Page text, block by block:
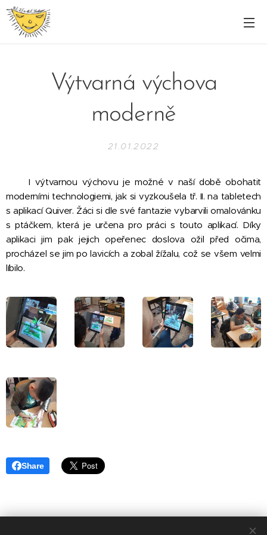
Výtvarná výchova
moderně
21.01.2022
I výtvarnou výchovu je možné v naší době obohatit
moderními technologiemi, jak si vyzkoušela tř. II. na tabletech
s aplikací Quiver. Žáci si dle své fantazie vybarvili omalovánku
s ptáčkem, která je určena pro práci s touto aplikací. Díky
aplikaci jim pak jejich opeřenec doslova ožil před očima,
procházel se jim po lavicích a zobal žížalu, což se všem velmi
líbilo.
Share